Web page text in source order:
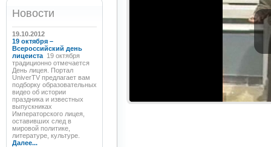
Новости
19.10.2012
19 октября –
Всероссийский день
лицеиста 19 октября
традиционно отмечается
День лицея. Портал
UniverTV предлагает вам
подборку образовательных
видео об истории
праздника и известных
выпускниках
Императорского лицея,
оставивших след в
мировой политике,
литературе, культуре.
Далее...